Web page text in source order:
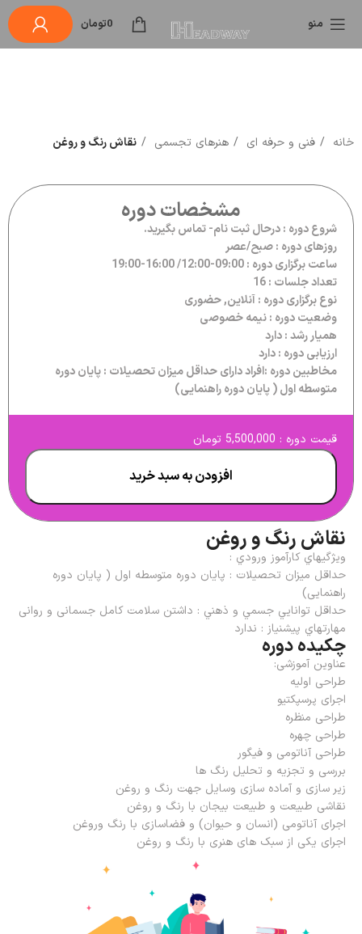
منو 0تومان
خانه فنی و حرفه ای هنرهای تجسمی نقاش رنگ و روغن
مشخصات دوره
شروع دوره : درحال ثبت نام- تماس بگیرید.
روزهای دوره : صبح/عصر
ساعت برگزاری دوره : 09:00-12:00/ 16:00-19:00
تعداد جلسات : 16
نوع برگزاری دوره : آنلاین, حضوری
وضعیت دوره : نیمه خصوصی
همیار رشد : دارد
ارزیابی دوره : دارد
مخاطبین دوره :افراد دارای حداقل میزان تحصیلات : پایان دوره
متوسطه اول ( پایان دوره راهنمایی)
قیمت دوره : 5,500,000 تومان
افزودن به سبد خرید
نقاش رنگ و روغن
ويژگيهاي كارآموز ورودي :
حداقل میزان تحصیلات : پایان دوره متوسطه اول ( پایان دوره
راهنمایی)
حداقل توانايي جسمي و ذهني : داشتن سلامت کامل جسمانی و روانی
مهارتهاي پیشنیاز : ندارد
چکیده دوره
عناوین آموزشی:
طراحی اولیه
اجرای پرسپکتیو
طراحی منظره
طراحی چهره
طراحی آناتومی و فیگور
بررسی و تجزیه و تحلیل رنگ ها
زیر سازی و آماده سازی وسایل جهت رنگ و روغن
نقاشی طبیعت و طبیعت بیجان با رنگ و روغن
اجرای آناتومی (انسان و حیوان) و فضاسازی با رنگ وروغن
اجرای یکی از سبک های هنری با رنگ و روغن